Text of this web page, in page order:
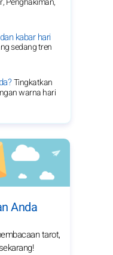
kabar hari
sedang tren
Tingkatkan
warna hari
Anda
tarot,